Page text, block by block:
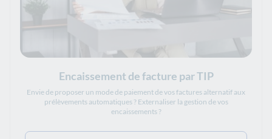
Encaissement de facture par TIP
Envie de proposer un mode de paiement de vos factures alternatif aux
prélèvements automatiques ? Externaliser la gestion de vos
encaissements ?